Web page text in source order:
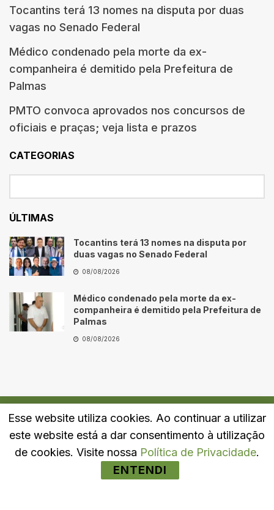
Tocantins terá 13 nomes na disputa por duas
vagas no Senado Federal
Médico condenado pela morte da ex-
companheira é demitido pela Prefeitura de
Palmas
PMTO convoca aprovados nos concursos de
oficiais e praças; veja lista e prazos
CATEGORIAS
ÚLTIMAS
Tocantins terá 13 nomes na disputa por
duas vagas no Senado Federal
08/08/2026
Médico condenado pela morte da ex-
companheira é demitido pela Prefeitura de
Palmas
08/08/2026
Quem Somos Fale Conosco Política de Privacidade
Esse website utiliza cookies. Ao continuar a utilizar
este website está a dar consentimento à utilização
de cookies. Visite nossa Política de Privacidade.
ENTENDI